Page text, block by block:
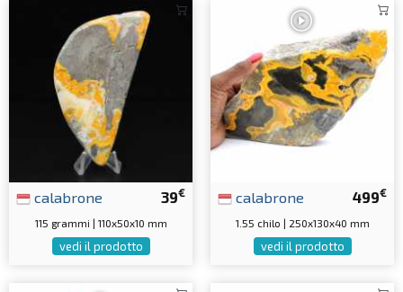
39€
calabrone
115 grammi | 110x50x10 mm
vedi il prodotto
499€
calabrone
1.55 chilo | 250x130x40 mm
vedi il prodotto